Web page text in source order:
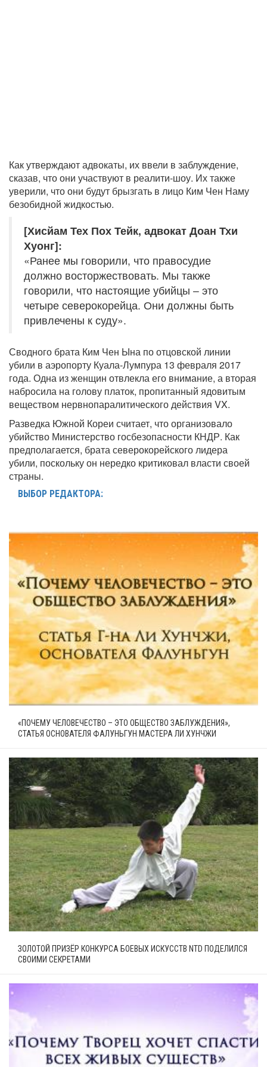
Как утверждают адвокаты, их ввели в заблуждение,
сказав, что они участвуют в реалити-шоу. Их также
уверили, что они будут брызгать в лицо Ким Чен Наму
безобидной жидкостью.
[Хисйам Тех Пох Тейк, адвокат Доан Тхи
Хуонг]:
«Ранее мы говорили, что правосудие
должно восторжествовать. Мы также
говорили, что настоящие убийцы – это
четыре северокорейца. Они должны быть
привлечены к суду».
Сводного брата Ким Чен Ына по отцовской линии
убили в аэропорту Куала-Лумпура 13 февраля 2017
года. Одна из женщин отвлекла его внимание, а вторая
набросила на голову платок, пропитанный ядовитым
веществом нервнопаралитического действия VX.
Разведка Южной Кореи считает, что организовало
убийство Министерство госбезопасности КНДР. Как
предполагается, брата северокорейского лидера
убили, поскольку он нередко критиковал власти своей
страны.
ВЫБОР РЕДАКТОРА:
«ПОЧЕМУ ЧЕЛОВЕЧЕСТВО – ЭТО ОБЩЕСТВО ЗАБЛУЖДЕНИЯ»,
СТАТЬЯ ОСНОВАТЕЛЯ ФАЛУНЬГУН МАСТЕРА ЛИ ХУНЧЖИ
ЗОЛОТОЙ ПРИЗЁР КОНКУРСА БОЕВЫХ ИСКУССТВ NTD ПОДЕЛИЛСЯ
СВОИМИ СЕКРЕТАМИ